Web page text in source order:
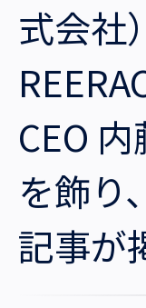
沿革・受賞歴
式会社
CEO
を飾り
記事が